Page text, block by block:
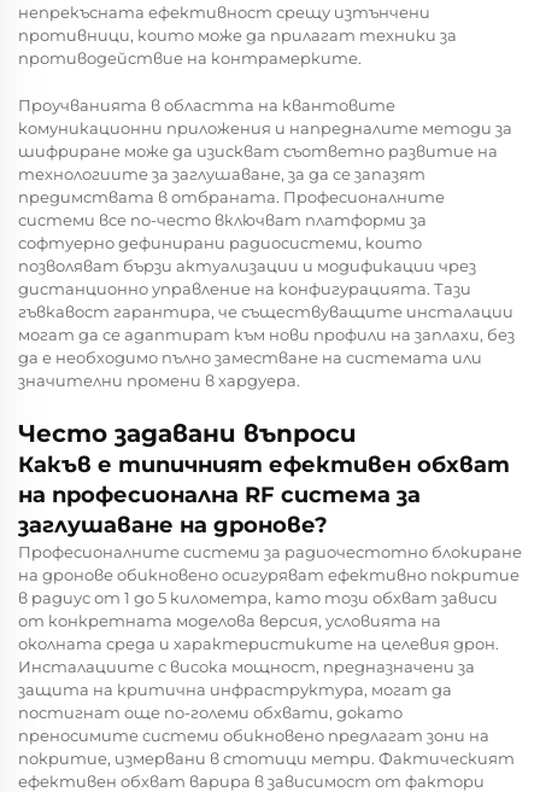
непрекъсната ефективност срещу изтънчени
противници, които може да прилагат техники за
противодействие на контрамерките.
Проучванията в областта на квантовите
комуникационни приложения и напредналите методи за
шифриране може да изискват съответно развитие на
технологиите за заглушаване, за да се запазят
предимствата в отбраната. Професионалните
системи все по-често включват платформи за
софтуерно дефинирани радиосистеми, които
позволяват бързи актуализации и модификации чрез
дистанционно управление на конфигурацията. Тази
гъвкавост гарантира, че съществуващите инсталации
могат да се адаптират към нови профили на заплахи, без
да е необходимо пълно заместване на системата или
значителни промени в хардуера.
Често задавани въпроси
Какъв е типичният ефективен обхват
на професионална RF система за
заглушаване на дронове?
Професионалните системи за радиочестотно блокиране
на дронове обикновено осигуряват ефективно покритие
в радиус от 1 до 5 километра, като този обхват зависи
от конкретната моделова версия, условията на
околната среда и характеристиките на целевия дрон.
Инсталациите с висока мощност, предназначени за
защита на критична инфраструктура, могат да
постигнат още по-големи обхвати, докато
преносимите системи обикновено предлагат зони на
покритие, измервани в стотици метри. Фактическият
ефективен обхват варира в зависимост от фактори